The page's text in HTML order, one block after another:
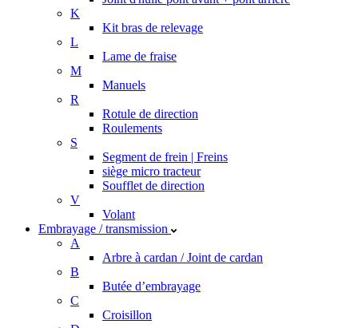
K
Kit bras de relevage
L
Lame de fraise
M
Manuels
R
Rotule de direction
Roulements
S
Segment de frein | Freins
siège micro tracteur
Soufflet de direction
V
Volant
Embrayage / transmission
A
Arbre à cardan / Joint de cardan
B
Butée d’embrayage
C
Croisillon